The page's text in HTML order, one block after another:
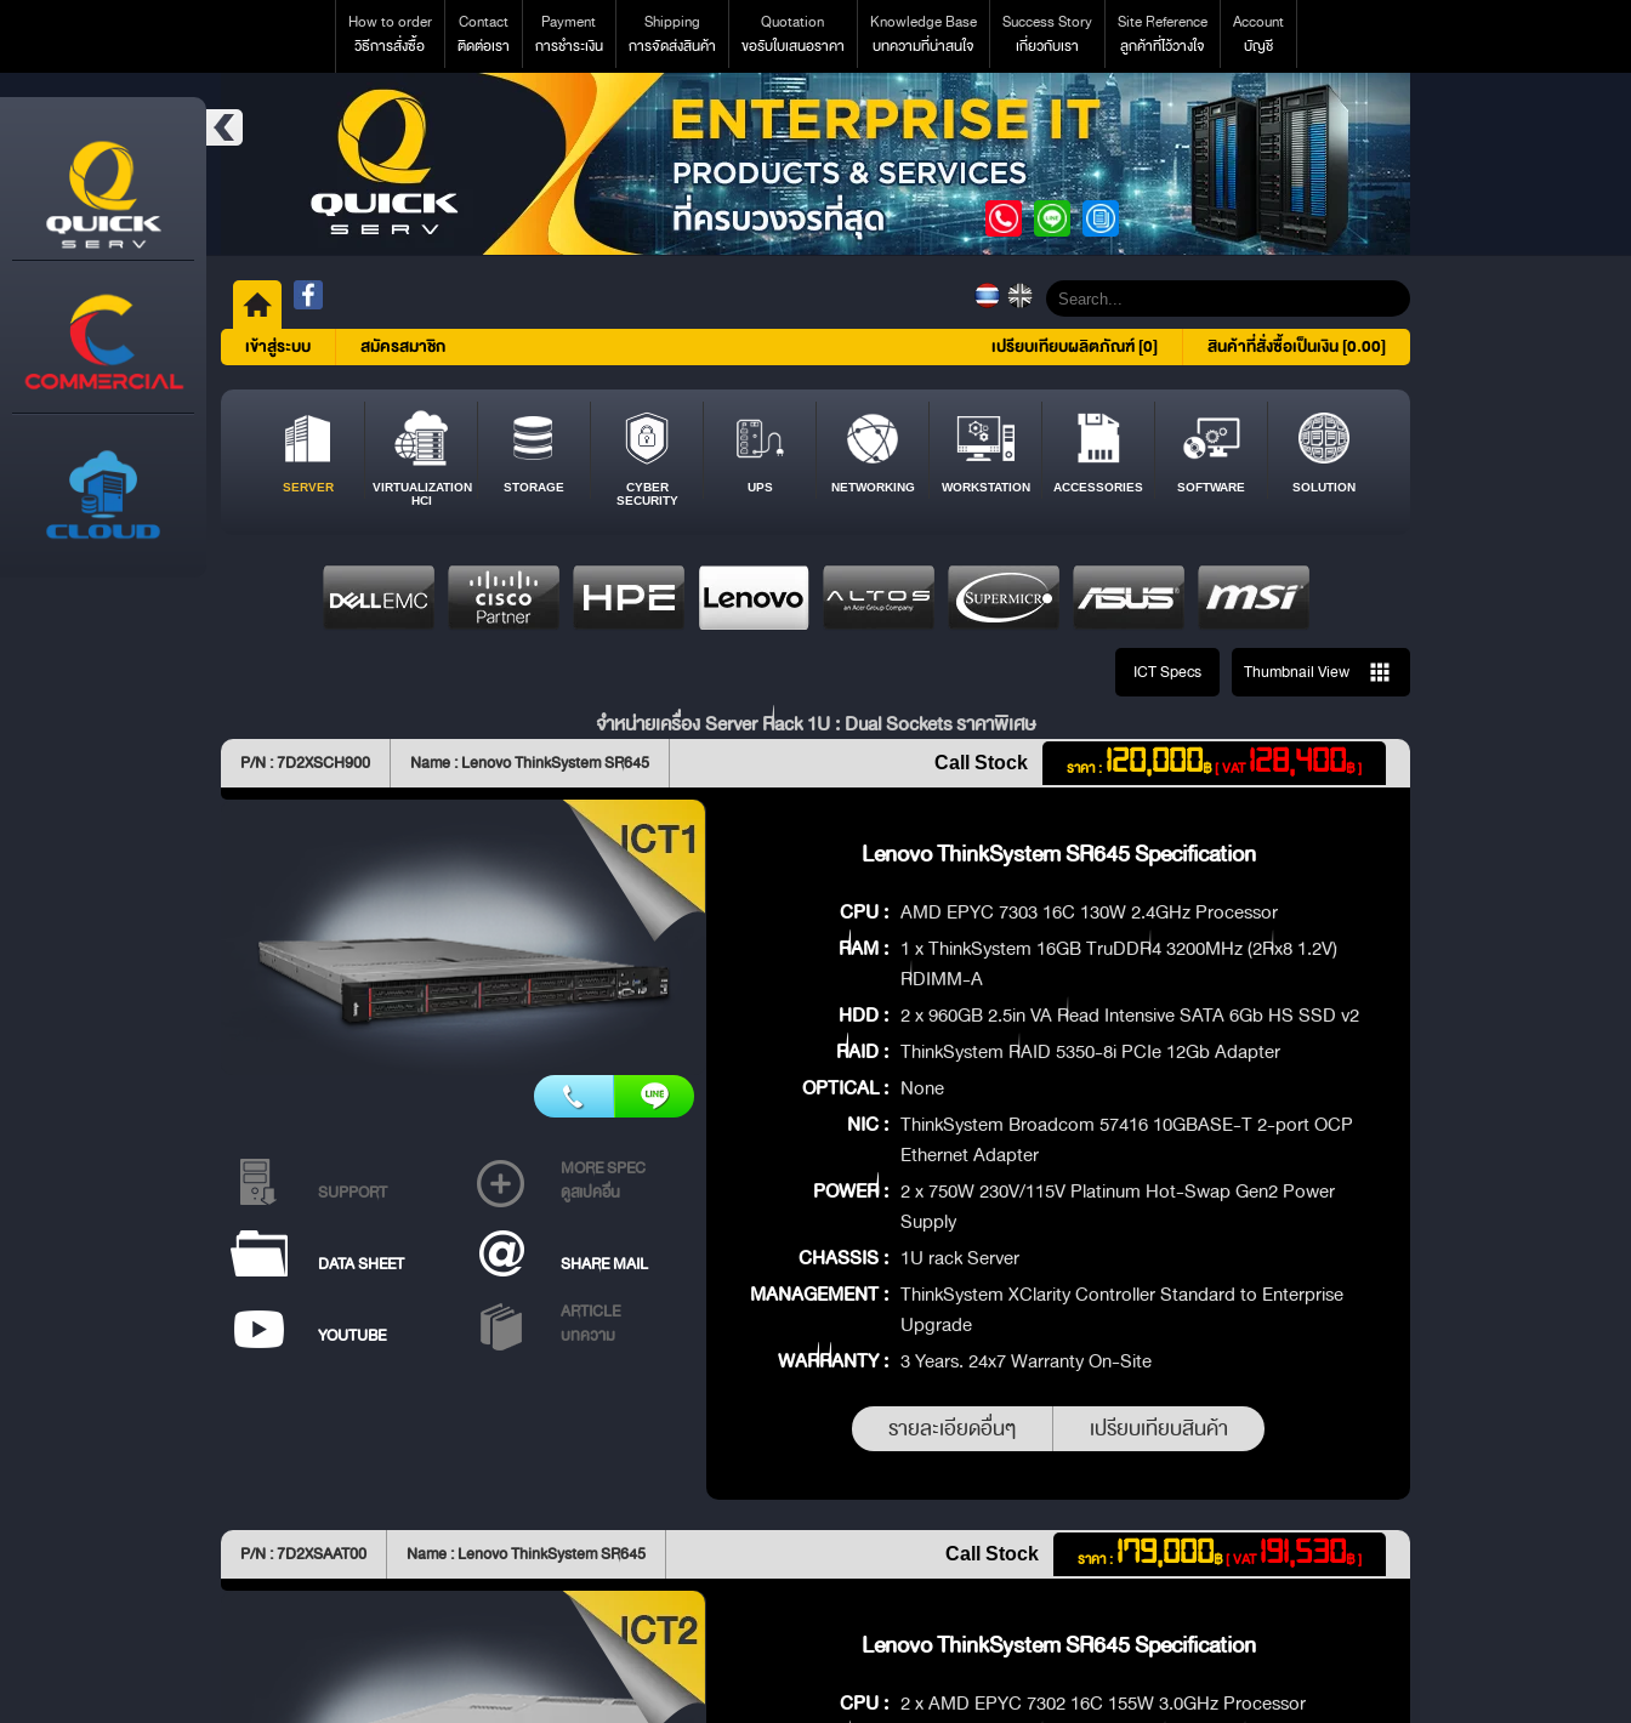
How to order
วิธีการสั่งซื้อ
Contact
ติดต่อเรา
Payment
การชำระเงิน
Shipping
การจัดส่งสินค้า
Quotation
ขอรับใบเสนอราคา
Knowledge Base
บทความที่น่าสนใจ
Success Story
เกี่ยวกับเรา
Site Reference
ลูกค้าที่ไว้วางใจ
Account
บัญชี
เข้าสู่ระบบ สมัครสมาชิก สินค้าที่สั่งซื้อเป็นเงิน [0.00]
เปรียบเทียบผลิตภัณฑ์ [0]
SERVER
VIRTUALIZATION
HCI
STORAGE
CYBER
SECURITY
UPS NETWORKING WORKSTATION ACCESSORIES SOFTWARE SOLUTION
ICT Specs Thumbnail View
จำหน่ายเครื่อง Server Rack 1U : Dual Sockets ราคาพิเศษ
P/N : 7D2XSCH900 Name : Lenovo ThinkSystem SR645 ราคา : 120,000฿[ VAT128,400฿ ]
Call Stock
SUPPORT
MORE SPEC
ดูสเปคอื่น
DATA SHEET SHARE MAIL
YOUTUBE
ARTICLE
บทความ
Lenovo ThinkSystem SR645 Specification
CPU : AMD EPYC 7303 16C 130W 2.4GHz Processor
RAM : 1 x ThinkSystem 16GB TruDDR4 3200MHz (2Rx8 1.2V)
RDIMM-A
HDD : 2 x 960GB 2.5in VA Read Intensive SATA 6Gb HS SSD v2
RAID : ThinkSystem RAID 5350-8i PCIe 12Gb Adapter
OPTICAL : None
NIC : ThinkSystem Broadcom 57416 10GBASE-T 2-port OCP
Ethernet Adapter
POWER : 2 x 750W 230V/115V Platinum Hot-Swap Gen2 Power
Supply
CHASSIS : 1U rack Server
MANAGEMENT : ThinkSystem XClarity Controller Standard to Enterprise
Upgrade
WARRANTY : 3 Years. 24x7 Warranty On-Site
รายละเอียดอื่นๆ เปรียบเทียบสินค้า
P/N : 7D2XSAAT00 Name : Lenovo ThinkSystem SR645 ราคา : 179,000฿[ VAT191,530฿ ]
Call Stock
Lenovo ThinkSystem SR645 Specification
CPU : 2 x AMD EPYC 7302 16C 155W 3.0GHz Processor